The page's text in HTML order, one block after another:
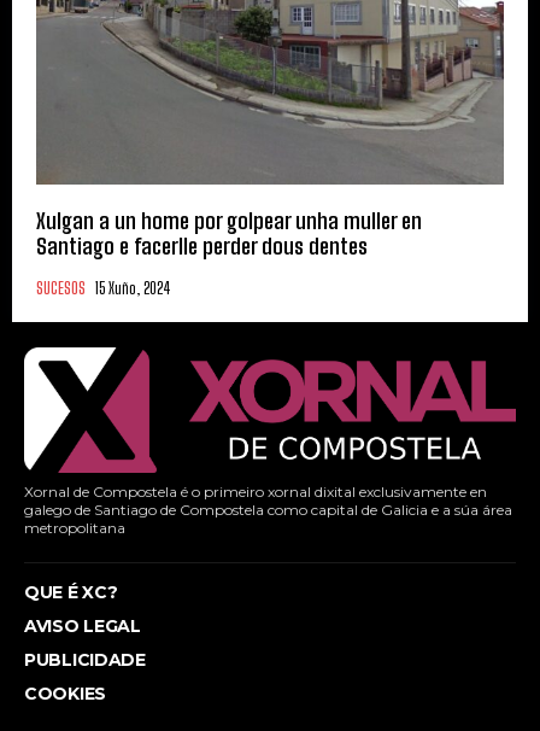
Xulgan a un home por golpear unha muller en
Santiago e facerlle perder dous dentes
SUCESOS 15 Xuño, 2024
Xornal de Compostela é o primeiro xornal dixital exclusivamente en
galego de Santiago de Compostela como capital de Galicia e a súa área
metropolitana
QUE É XC?
AVISO LEGAL
PUBLICIDADE
COOKIES